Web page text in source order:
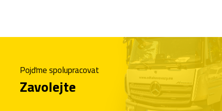
Pojďme spolupracovat
Zavolejte